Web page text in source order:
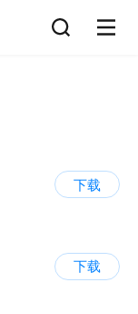
下载
下载